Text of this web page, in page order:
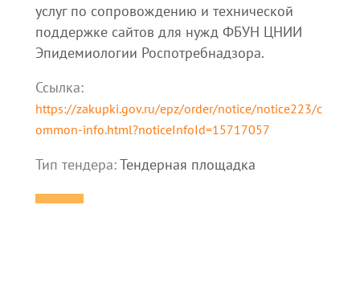
услуг по сопровождению и технической
поддержке сайтов для нужд ФБУН ЦНИИ
Эпидемиологии Роспотребнадзора.
Ссылка:
https://zakupki.gov.ru/epz/order/notice/notice223/c
ommon-info.html?noticeInfoId=15717057
Тип тендера:Тендерная площадка